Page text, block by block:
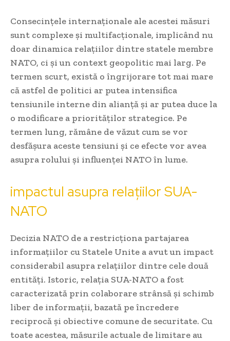
Consecințele internaționale ale acestei măsuri
sunt complexe și multifacționale, implicând nu
doar dinamica relațiilor dintre statele membre
NATO, ci și un context geopolitic mai larg. Pe
termen scurt, există o îngrijorare tot mai mare
că astfel de politici ar putea intensifica
tensiunile interne din alianță și ar putea duce la
o modificare a priorităților strategice. Pe
termen lung, rămâne de văzut cum se vor
desfășura aceste tensiuni și ce efecte vor avea
asupra rolului și influenței NATO în lume.
impactul asupra relațiilor SUA-
NATO
Decizia NATO de a restricționa partajarea
informațiilor cu Statele Unite a avut un impact
considerabil asupra relațiilor dintre cele două
entități. Istoric, relația SUA-NATO a fost
caracterizată prin colaborare strânsă și schimb
liber de informații, bazată pe încredere
reciprocă și obiective comune de securitate. Cu
toate acestea, măsurile actuale de limitare au